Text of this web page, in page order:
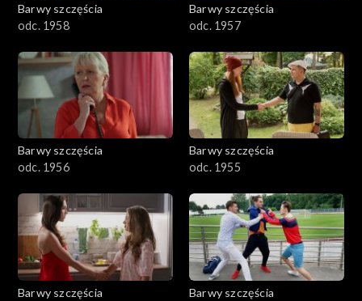
Barwy szczęścia
odc. 1958
Barwy szczęścia
odc. 1957
Barwy szczęścia
odc. 1956
Barwy szczęścia
odc. 1955
Barwy szczęścia
Barwy szczęścia